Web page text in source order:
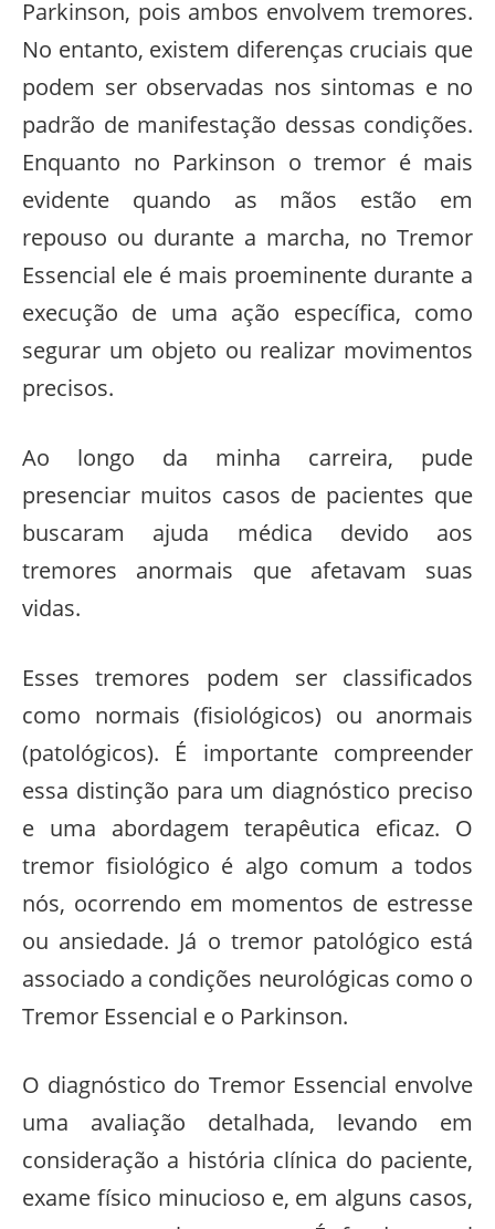
Parkinson, pois ambos envolvem tremores.
No entanto, existem diferenças cruciais que
podem ser observadas nos sintomas e no
padrão de manifestação dessas condições.
Enquanto no Parkinson o tremor é mais
evidente quando as mãos estão em
repouso ou durante a marcha, no Tremor
Essencial ele é mais proeminente durante a
execução de uma ação específica, como
segurar um objeto ou realizar movimentos
precisos.
Ao longo da minha carreira, pude
presenciar muitos casos de pacientes que
buscaram ajuda médica devido aos
tremores anormais que afetavam suas
vidas.
Esses tremores podem ser classificados
como normais (fisiológicos) ou anormais
(patológicos). É importante compreender
essa distinção para um diagnóstico preciso
e uma abordagem terapêutica eficaz. O
tremor fisiológico é algo comum a todos
nós, ocorrendo em momentos de estresse
ou ansiedade. Já o tremor patológico está
associado a condições neurológicas como o
Tremor Essencial e o Parkinson.
O diagnóstico do Tremor Essencial envolve
uma avaliação detalhada, levando em
consideração a história clínica do paciente,
exame físico minucioso e, em alguns casos,